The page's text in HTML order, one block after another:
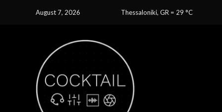
August 7, 2026 Thessaloniki, GR = 29 C